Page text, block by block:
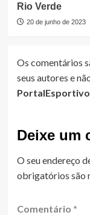
Rio Verde
20 de junho de 2023
Os comentários
seus autores e
Deixe um
O seu endereço
obrigatórios são
Comentário *